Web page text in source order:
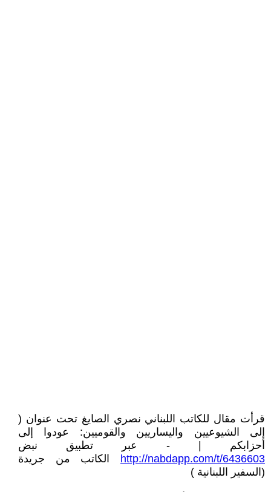
قرأت مقال للكاتب اللبناني نصري الصايغ تحت عنوان (
إلى الشيوعيين واليساريين والقوميين: عودوا إلى
أحزابكم | - عبر تطبيق نبض
http://nabdapp.com/t/6436603 الكاتب من جريدة
(السفير اللبنانية )